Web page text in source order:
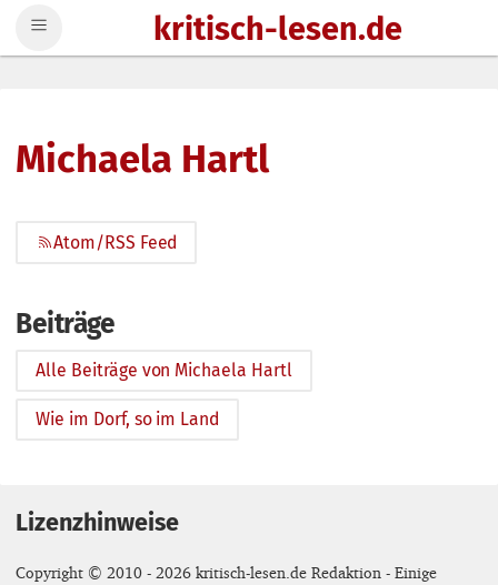
kritisch-lesen.de
Michaela Hartl
Atom/RSS Feed
Beiträge
Alle Beiträge von Michaela Hartl
Wie im Dorf, so im Land
Lizenzhinweise
Copyright © 2010 - 2026 kritisch-lesen.de Redaktion - Einige